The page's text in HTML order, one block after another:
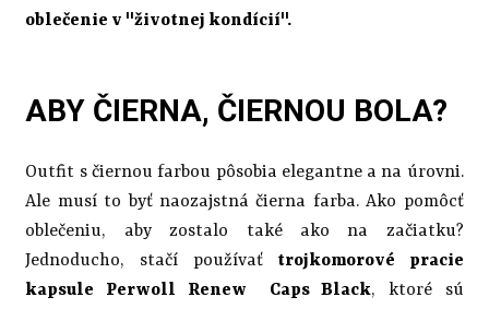
oblečenie v "životnej kondícií".
ABY ČIERNA, ČIERNOU BOLA?
Outfit s čiernou farbou pôsobia elegantne a na úrovni.
Ale musí to byť naozajstná čierna farba. Ako pomôcť
oblečeniu, aby zostalo také ako na začiatku?
Jednoducho, stačí používať trojkomorové pracie
kapsule Perwoll Renew Caps Black, ktoré sú